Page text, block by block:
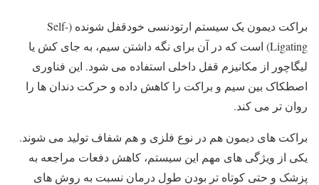
براکت دیمون یک سیستم ارتودنسی خودقفل شونده (Self-
Ligating) است که در آن برای نگه داشتن سیم، به جای کش یا
لیگاچور از مکانیزم قفل داخلی استفاده می شود. این فناوری
اصطکاک بین سیم و براکت را کاهش داده و حرکت دندان ها را
روان تر می کند.
براکت های دیمون هم در نوع فلزی و هم شفاف تولید می شوند.
یکی از ویژگی های مهم این سیستم، کاهش دفعات مراجعه به
پزشک و حتی کوتاه تر بودن طول درمان نسبت به روش های